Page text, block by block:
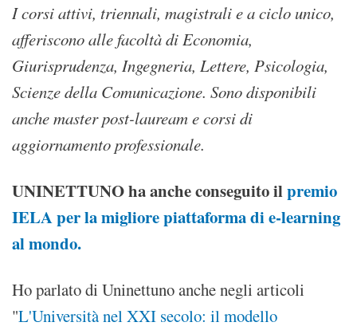
I corsi attivi, triennali, magistrali e a ciclo unico,
afferiscono alle facoltà di Economia,
Giurisprudenza, Ingegneria, Lettere, Psicologia,
Scienze della Comunicazione. Sono disponibili
anche master post-lauream e corsi di
aggiornamento professionale.
UNINETTUNO ha anche conseguito ilpremio
IELA per la migliore piattaforma di e-learning
al mondo.
Ho parlato di Uninettuno anche negli articoli
"L'Università nel XXI secolo: il modello